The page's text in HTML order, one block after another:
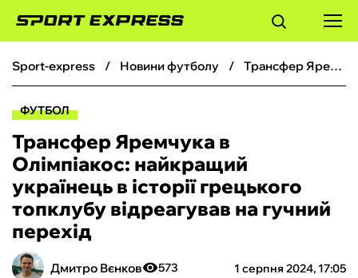
ФУТБОЛ
БОКС
ХОКЕЙ
ТЕНІС
sport-express новини футболу Трансфер Яремчука в Олімпіакос: найкращий українець в історії грецького топклубу відреагував на гучний перехід
ФУТБОЛ
Трансфер Яремчука в
Олімпіакос: найкращий
українець в історії грецького
топклубу відреагував на гучний
перехід
Дмитро Вєнков 1 серпня 2024, 17:05
573